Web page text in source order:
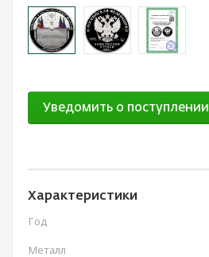
Уведомить о поступлении
Характеристики
Год
Металл